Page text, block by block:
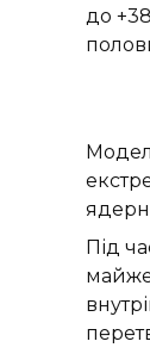
до
Під
майже